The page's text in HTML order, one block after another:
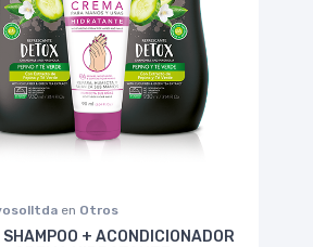
en Otros
SHAMPOO + ACONDICIONADOR